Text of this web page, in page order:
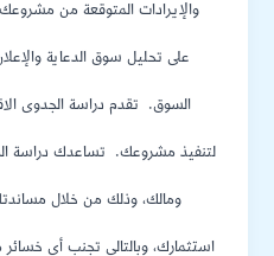
والإيرادات المتوقعة من
على تحليل سوق الدعاية
السوق. تقدم دراسة الجدوى
لتنفيذ مشروعك. تساعدك دراسة
ومالك، وذلك من خلال
استثمارك، وبالتالي تجنب أي